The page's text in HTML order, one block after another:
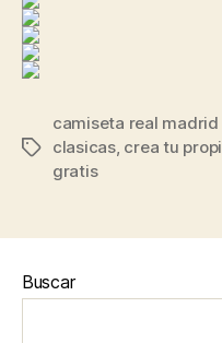
Etiquetas
camiseta real
clasicas, crea tu
gratis
Buscar